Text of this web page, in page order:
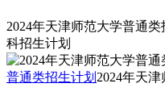
2024年天津师范大学普通
科招生计划
普通类招生计划 2024年天